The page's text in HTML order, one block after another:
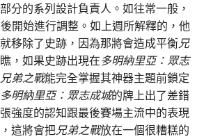
分的系列設計負責人。如往常一般，
開始進行調整。如上週所解釋的，他
移除了史跡，因為那將會造成平衡兄
，如果史跡出現在多明納里亞：眾志
兄弟之戰能完全掌握其神器主題前鎖定
多明納里亞：眾志成城的牌上出了差錯
張強度的認知跟最後賽場主流中的表現
這將會把兄弟之戰放在一個很糟糕的